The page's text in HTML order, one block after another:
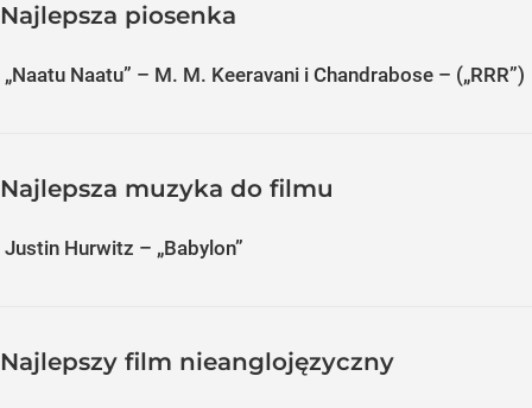
Najlepsza piosenka
„Naatu Naatu” – M. M. Keeravani i Chandrabose – („RRR”)
Najlepsza muzyka do filmu
Justin Hurwitz – „Babylon”
Najlepszy film nieanglojęzyczny